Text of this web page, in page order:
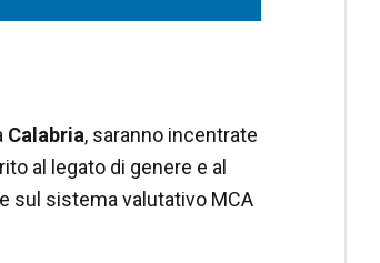
Calabria, saranno incentrate
al legato di genere e al
sul sistema valutativo MCA